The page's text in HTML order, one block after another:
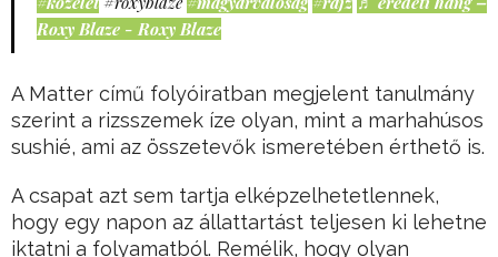
Roxy Blaze - Roxy Blaze
A Matter című folyóiratban megjelent tanulmány
szerint a rizsszemek íze olyan, mint a marhahúsos
sushié, ami az összetevők ismeretében érthető is.
A csapat azt sem tartja elképzelhetetlennek,
hogy egy napon az állattartást teljesen ki lehetne
iktatni a folyamatból. Remélik, hogy olyan